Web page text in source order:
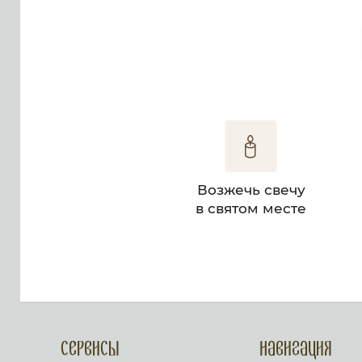
Возжечь свечу
в святом месте
Сервисы Навигация